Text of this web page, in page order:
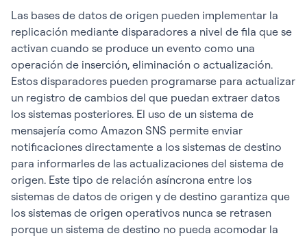
Las bases de datos de origen pueden implementar la
replicación mediante disparadores a nivel de fila que se
activan cuando se produce un evento como una
operación de inserción, eliminación o actualización.
Estos disparadores pueden programarse para actualizar
un registro de cambios del que puedan extraer datos
los sistemas posteriores. El uso de un sistema de
mensajería como Amazon SNS permite enviar
notificaciones directamente a los sistemas de destino
para informarles de las actualizaciones del sistema de
origen. Este tipo de relación asíncrona entre los
sistemas de datos de origen y de destino garantiza que
los sistemas de origen operativos nunca se retrasen
porque un sistema de destino no pueda acomodar la